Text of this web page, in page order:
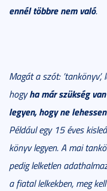
ennél többre nem való.
Magát a szót:
hogyha már szükség
legyen, hogy ne
Például egy 15 éves
könyv legyen. A mai
pedig lelketlen
a fiatal lelkekben, meg